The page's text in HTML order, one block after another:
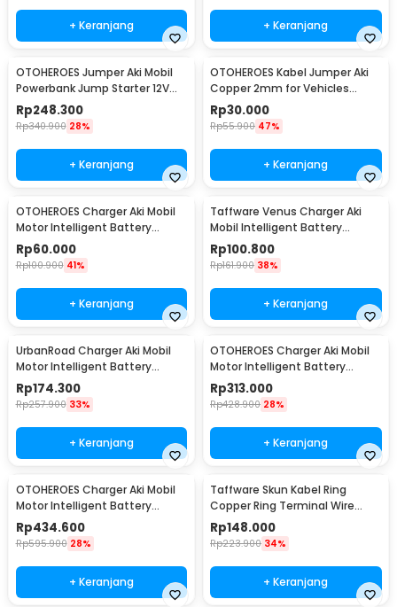
+ Keranjang + Keranjang
OTOHEROES Jumper Aki Mobil
Powerbank Jump Starter 12V
10000mAh 300A - K21
Rp248.300
Rp340.900 28%
+ Keranjang
OTOHEROES Kabel Jumper Aki
Copper 2mm for Vehicles
Under 2000cc 2.8M - D800
Rp30.000
Rp55.900 47%
+ Keranjang
OTOHEROES Charger Aki Mobil
Motor Intelligent Battery
Charger 12V 2A - C1202-6
Rp60.000
Rp100.900 41%
+ Keranjang
Taffware Venus Charger Aki
Mobil Intelligent Battery
Charger 12V 6A - UD20
Rp100.800
Rp161.900 38%
+ Keranjang
UrbanRoad Charger Aki Mobil
Motor Intelligent Battery
Charger 6V/12V - MF1
Rp174.300
Rp257.900 33%
+ Keranjang
OTOHEROES Charger Aki Mobil
Motor Intelligent Battery
Charger 12V/24V - AJ-618D
Rp313.000
Rp428.900 28%
+ Keranjang
OTOHEROES Charger Aki Mobil
Motor Intelligent Battery
Charger 12V/24V - AJ-618A
Rp434.600
Rp595.900 28%
+ Keranjang
Taffware Skun Kabel Ring
Copper Ring Terminal Wire
Connector 120 PCS - SC6-25
Rp148.000
Rp223.900 34%
+ Keranjang